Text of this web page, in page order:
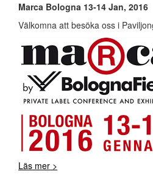
Marca Bologna 13-14 Jan, 2016
Välkomna att besöka oss i
Läs mer >